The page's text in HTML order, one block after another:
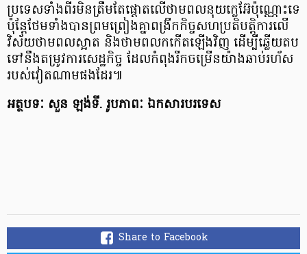
ប្រទេសទាំងពីរមិនត្រឹមតែផ្តោតលើថាមពលនុយក្លេអ៊ែប៉ុណ្ណោះទេ
ប៉ុន្តែថែមទាំងបានព្រមព្រៀងគ្នាពង្រីកកិច្ចសហប្រតិបត្តិការលើ
វិស័យថាមពលស្អាត និងថាមពលកកើតឡើងវិញ ដើម្បីឆ្លើយតប
ទៅនឹងតម្រូវការសេដ្ឋកិច្ច ដែលកំពុងរីកចម្រើនយ៉ាងឆាប់រហ័ស
របស់វៀតណាមផងដែរ៕
អត្ថបទៈ សួន ឡង់ទី. រូបភាពៈ ឯកសារបរទេស
Share to Facebook